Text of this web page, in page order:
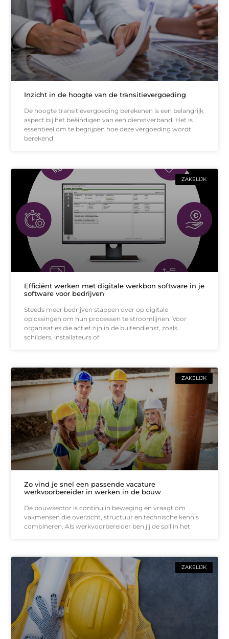
Inzicht in de hoogte van de transitievergoeding
De hoogte transitievergoeding berekenen is een belangrijk
aspect bij het beëindigen van een dienstverband. Het is
essentieel om te begrijpen hoe deze vergoeding wordt
berekend
ZAKELIJK
Efficiënt werken met digitale werkbon software in je
software voor bedrijven
Steeds meer bedrijven stappen over op digitale
oplossingen om hun processen te stroomlijnen. Voor
organisaties die actief zijn in de buitendienst, zoals
schilders, installateurs of
ZAKELIJK
Zo vind je snel een passende vacature
werkvoorbereider in werken in de bouw
De bouwsector is continu in beweging en vraagt om
vakmensen die overzicht, structuur en technische kennis
combineren. Als werkvoorbereider ben jij de spil in het
ZAKELIJK